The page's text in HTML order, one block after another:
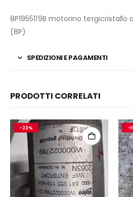
8P1955119B motorino tergicristallo
(8P)
SPEDIZIONI E PAGAMENTI
PRODOTTI CORRELATI
-23% -